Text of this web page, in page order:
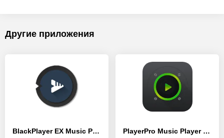
Другие приложения
BlackPlayer EX Music Player PlayerPro Music Player Pro